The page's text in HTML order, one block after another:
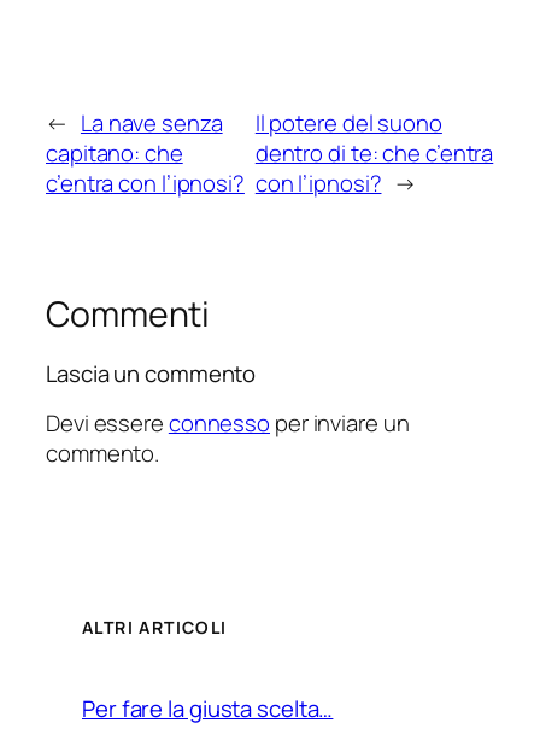
← La nave senza
capitano: che
c’entra con l’ipnosi?
Il potere del suono
dentro di te: che c’entra
con l’ipnosi? →
Commenti
Lascia un commento
Devi essereconnesso per inviare un
commento.
ALTRI ARTICOLI
Per fare la giusta scelta…